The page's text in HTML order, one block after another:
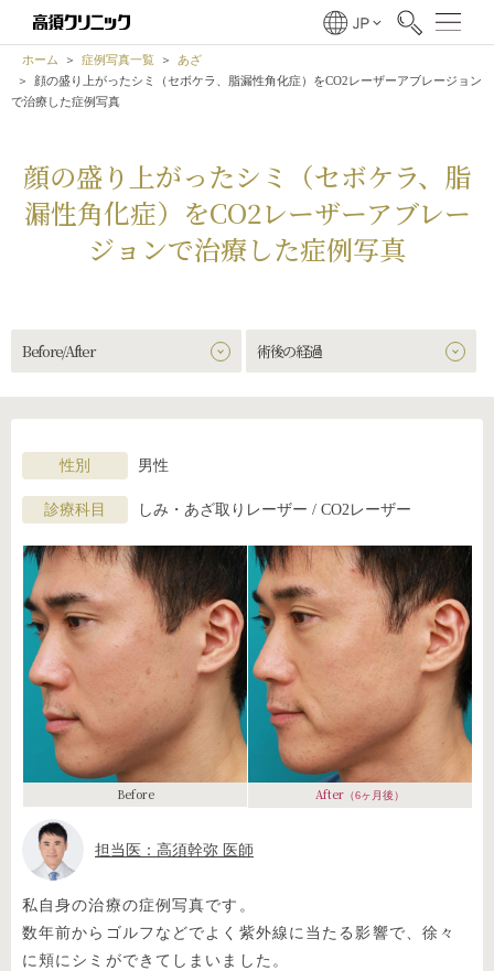
ホーム 症例写真一覧
あざ
顔の盛り上がったシミ（セボケラ、脂漏性角化症）をCO2レーザーアブレージョン
で治療した症例写真
顔の盛り上がったシミ（セボケラ、脂
漏性角化症）をCO2レーザーアブレー
ジョンで治療した症例写真
Before/After 術後の経過
性別 男性
診療科目 しみ・あざ取りレーザー / CO2レーザー
Before After （6ヶ月後）
担当医：高須幹弥 医師
私自身の治療の症例写真です。
数年前からゴルフなどでよく紫外線に当たる影響で、徐々
に頬にシミができてしまいました。